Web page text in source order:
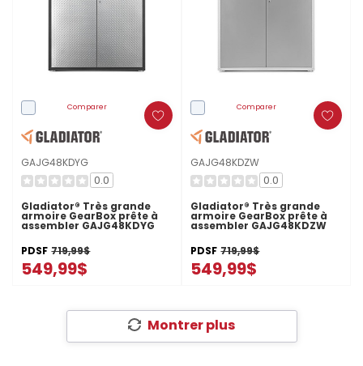
Comparer
GAJG48KDYG
0.0
Gladiator® Très grande
armoire GearBox prête à
assembler GAJG48KDYG
PDSF 719,99$
549,99$
Comparer
GAJG48KDZW
0.0
Gladiator® Très grande
armoire GearBox prête à
assembler GAJG48KDZW
PDSF 719,99$
549,99$
Montrer plus